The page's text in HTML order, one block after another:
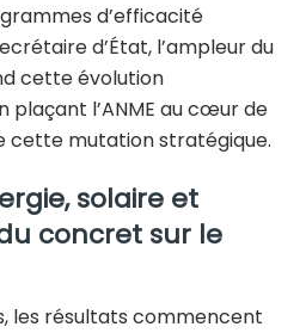
d’efficacité
d’État, l’ampleur du
cette évolution
plaçant l’ANME au cœur de
cette mutation stratégique.
solaire et
u concret sur le
les résultats commencent